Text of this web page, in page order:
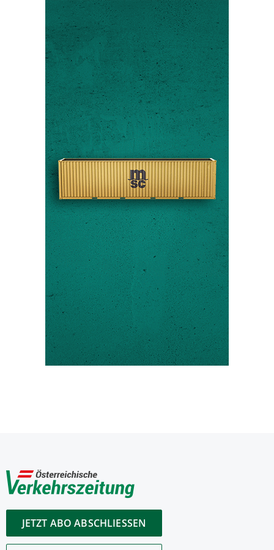
JETZT ABO ABSCHLIESSEN